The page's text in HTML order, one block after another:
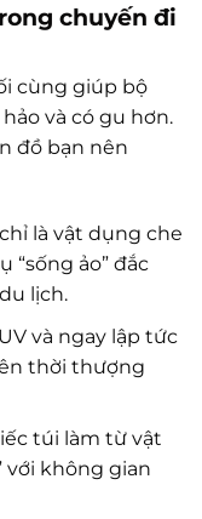
chuyến đi
cùng giúp bộ
và có gu hơn.
đồ bạn nên
là vật dụng che
“sống ảo” đắc
lịch.
và ngay lập tức
thời thượng
túi làm từ vật
với không gian